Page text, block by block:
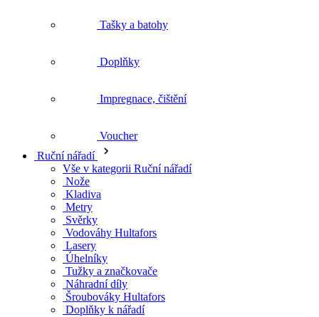
Tašky a batohy
Doplňky
Impregnace, čištění
Voucher
Ruční nářadí
Vše v kategorii Ruční nářadí
Nože
Kladiva
Metry
Svěrky
Vodováhy Hultafors
Lasery
Úhelníky
Tužky a značkovače
Náhradní díly
Šroubováky Hultafors
Doplňky k nářadí